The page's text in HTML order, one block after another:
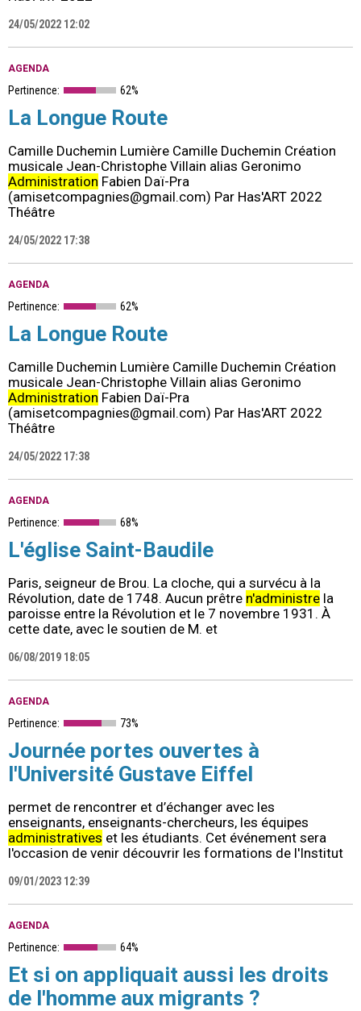
24/05/2022 12:02
AGENDA
Pertinence: 62%
La Longue Route
Camille Duchemin Lumière Camille Duchemin Création
musicale Jean-Christophe Villain alias Geronimo
Administration Fabien Daï-Pra
(amisetcompagnies@gmail.com) Par Has'ART 2022
Théâtre
24/05/2022 17:38
AGENDA
Pertinence: 62%
La Longue Route
Camille Duchemin Lumière Camille Duchemin Création
musicale Jean-Christophe Villain alias Geronimo
Administration Fabien Daï-Pra
(amisetcompagnies@gmail.com) Par Has'ART 2022
Théâtre
24/05/2022 17:38
AGENDA
Pertinence: 68%
L'église Saint-Baudile
Paris, seigneur de Brou. La cloche, qui a survécu à la
Révolution, date de 1748. Aucun prêtre n'administre la
paroisse entre la Révolution et le 7 novembre 1931. À
cette date, avec le soutien de M. et
06/08/2019 18:05
AGENDA
Pertinence: 73%
Journée portes ouvertes à
l'Université Gustave Eiffel
permet de rencontrer et d’échanger avec les
enseignants, enseignants-chercheurs, les équipes
administratives et les étudiants. Cet événement sera
l'occasion de venir découvrir les formations de l'Institut
09/01/2023 12:39
AGENDA
Pertinence: 64%
Et si on appliquait aussi les droits
de l'homme aux migrants ?